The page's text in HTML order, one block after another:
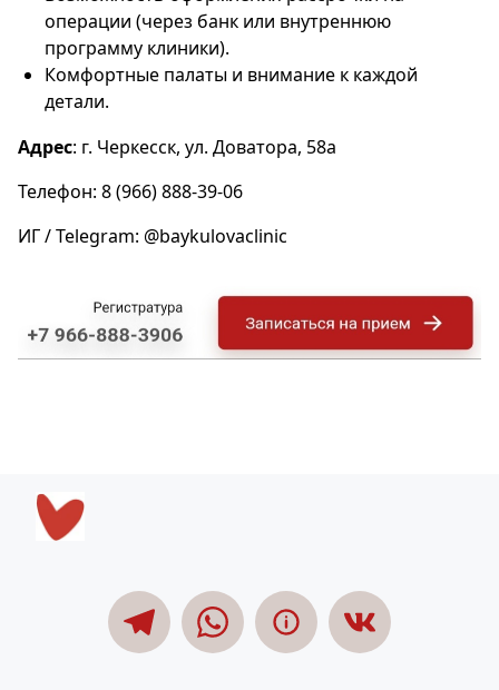
операции (через банк или внутреннюю
программу клиники).
Комфортные палаты и внимание к каждой
детали.
Адрес: г. Черкесск, ул. Доватора, 58а
Телефон: 8 (966) 888-39-06
ИГ / Telegram: @baykulovaclinic